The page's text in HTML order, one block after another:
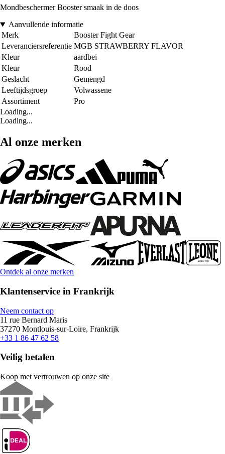
Mondbeschermer Booster smaak in de doos
Aanvullende informatie
Merk
Booster Fight Gear
Leveranciersreferentie MGB STRAWBERRY FLAVOR
Kleur
aardbei
Kleur
Rood
Geslacht
Gemengd
Leeftijdsgroep
Volwassene
Assortiment
Pro
Loading...
Loading...
Al onze merken
Ontdek al onze merken
Klantenservice in Frankrijk
Neem contact op
11 rue Bernard Maris
37270 Montlouis-sur-Loire, Frankrijk
+33 1 86 47 62 58
Veilig betalen
Koop met vertrouwen op onze site